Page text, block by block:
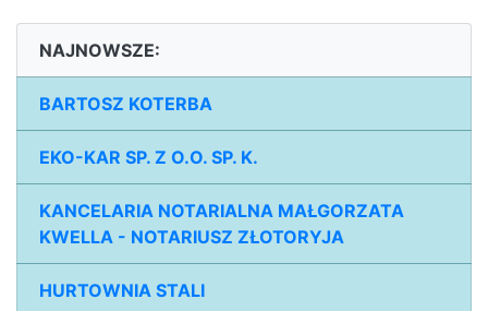
NAJNOWSZE:
BARTOSZ KOTERBA
EKO-KAR SP. Z O.O. SP. K.
KANCELARIA NOTARIALNA MAŁGORZATA
KWELLA - NOTARIUSZ ZŁOTORYJA
HURTOWNIA STALI